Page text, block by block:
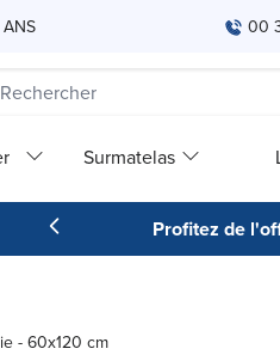
00
Surmatelas
Profitez de
- 60x120 cm